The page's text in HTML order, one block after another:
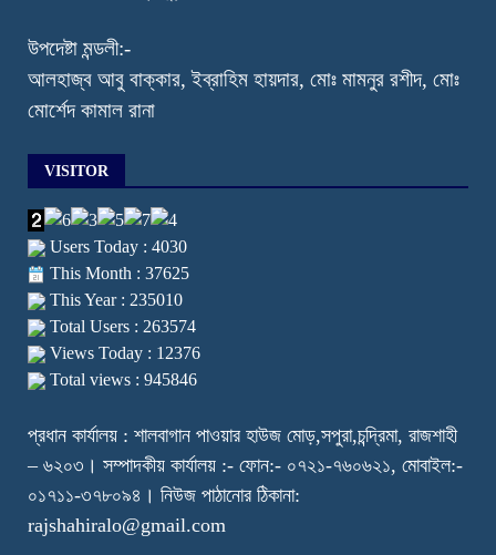
উপদেষ্টা মন্ডলী:-
আলহাজ্ব আবু বাক্কার, ইব্রাহিম হায়দার, মোঃ মামনুর রশীদ, মোঃ
মোর্শেদ কামাল রানা
VISITOR
Users Today : 4030
This Month : 37625
This Year : 235010
Total Users : 263574
Views Today : 12376
Total views : 945846
প্রধান কার্যালয় : শালবাগান পাওয়ার হাউজ মোড়,সপুরা,চন্দ্রিমা, রাজশাহী
– ৬২০৩। সম্পাদকীয় কার্যালয় :- ফোন:- ০৭২১-৭৬০৬২১, মোবাইল:-
০১৭১১-৩৭৮০৯৪। নিউজ পাঠানোর ঠিকানা:
rajshahiralo@gmail.com